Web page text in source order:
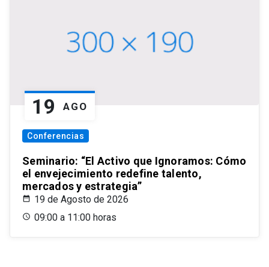
19 AGO
Conferencias
Seminario: “El Activo que Ignoramos: Cómo
el envejecimiento redefine talento,
mercados y estrategia”
19 de Agosto de 2026
09:00 a 11:00 horas